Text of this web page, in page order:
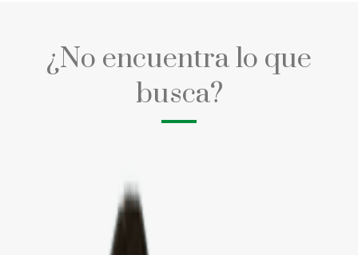
¿No encuentra lo que
busca?